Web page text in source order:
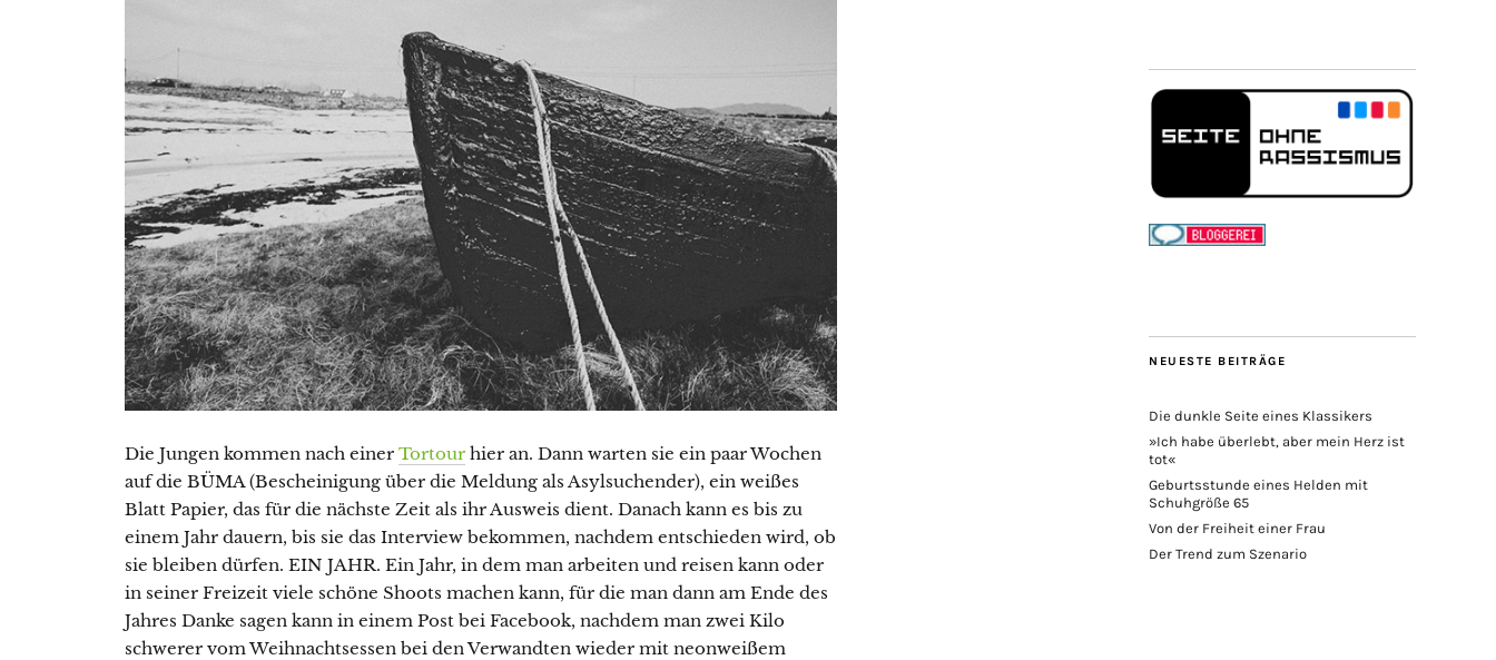
Die Jungen kommen nach einer Tortour hier an. Dann warten sie ein paar Wochen
auf die BÜMA (Bescheinigung über die Meldung als Asylsuchender), ein weißes
Blatt Papier, das für die nächste Zeit als ihr Ausweis dient. Danach kann es bis zu
einem Jahr dauern, bis sie das Interview bekommen, nachdem entschieden wird, ob
sie bleiben dürfen. EIN JAHR. Ein Jahr, in dem man arbeiten und reisen kann oder
in seiner Freizeit viele schöne Shoots machen kann, für die man dann am Ende des
Jahres Danke sagen kann in einem Post bei Facebook, nachdem man zwei Kilo
schwerer vom Weihnachtsessen bei den Verwandten wieder mit neonweißem
NEUESTE BEITRÄGE
Die dunkle Seite eines Klassikers
»Ich habe überlebt, aber mein Herz ist
tot«
Geburtsstunde eines Helden mit
Schuhgröße 65
Von der Freiheit einer Frau
Der Trend zum Szenario